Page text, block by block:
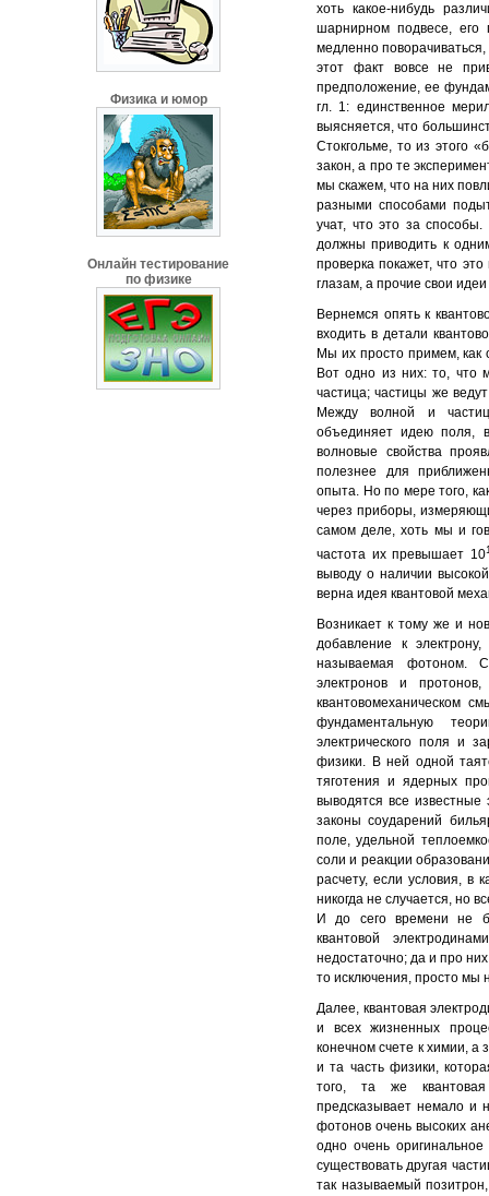
Физика и юмор
Онлайн тестирование
по физике
хоть какое-нибудь
шарнирном подвесе, его
медленно
этот факт вовсе не
предположение, ее
гл. 1: единственное
выясняется, что
Стокгольме, то из этого
закон, а про те
мы скажем, что на них
разными способами
учат, что это за
должны приводить к
проверка покажет, что
глазам, а прочие свои
Вернемся опять к
входить в детали
Мы их просто примем, как
Вот одно из них: то, что
частица; частицы же
Между волной и
объединяет идею поля,
волновые свойства
полезнее для
опыта. Но по мере того,
через приборы,
самом деле, хоть мы и
частота их превышает 10
выводу о наличии
верна идея квантовой
Возникает к тому же и
добавление к
называемая фотоном.
электронов и
квантовомеханическом
фундаментальную
электрического поля и
физики. В ней одной
тяготения и ядерных
выводятся все известные
законы соударений
поле, удельной
соли и реакции
расчету, если условия, в
никогда не случается, но
И до сего времени не
квантовой
недостаточно; да и про
то исключения, просто мы
Далее, квантовая
и всех жизненных
конечном счете к химии, а
и та часть физики,
того, та же квантовая
предсказывает немало и
фотонов очень высоких
одно очень
существовать другая
так называемый